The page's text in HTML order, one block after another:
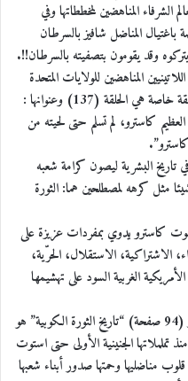
الشرفاء المناهضين لمخططاتها وفي
باغتيال المناضل شافيز بالسرطان
وقد يقومون بتصفيته بالسرطان!!.
المناهضين للولايات المتحدة
(137) وعنوانها :
المناضل العظيم كاسترو، لم تسلم حتى لحيته من
تاريخ البشرية ليصون كرامة شعبه
مثل كرهه لمصطلحين هما: الثورة
كاسترو يدوي بمفردات عزيزة على
الاشتراكية، الاستقلال، الحرّية،
الغربية السود على تهشيمها
ولعل من السمات الإيجابية لهذا الكتاب الموجز (94 صفحة) “تاريخ الثورة الكوبية” هو
تململاتها الجنينية الأولى حتى استوت
مناضليها وحمتها صدور أبناء شعبها